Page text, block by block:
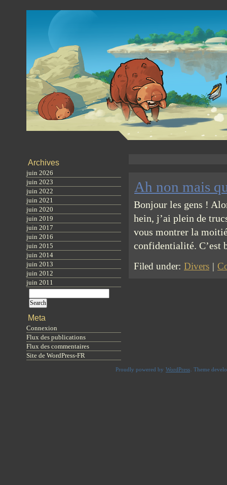
Ah non mais
Bonjour les gens !
hein, j’ai plein de
vous montrer la
confidentialité.
Filed under: Divers |
Archives
juin 2026
juin 2023
juin 2022
juin 2021
juin 2020
juin 2019
juin 2017
juin 2016
juin 2015
juin 2014
juin 2013
juin 2012
juin 2011
Meta
Connexion
Flux des publications
Flux des commentaires
Site de WordPress-FR
Proudly powered by WordPress. Theme